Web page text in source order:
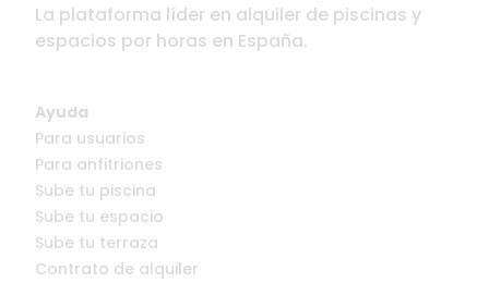
La plataforma líder en alquiler de piscinas y
espacios por horas en España.
Ayuda
Para usuarios
Para anfitriones
Sube tu piscina
Sube tu espacio
Sube tu terraza
Contrato de alquiler